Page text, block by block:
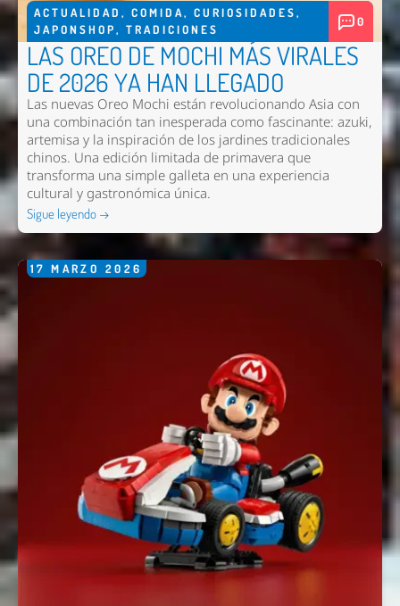
ACTUALIDAD , COMIDA, CURIOSIDADES,
JAPONSHOP, TRADICIONES
0
LAS OREO DE MOCHI MÁS VIRALES
DE 2026 YA HAN LLEGADO
Las nuevas Oreo Mochi están revolucionando Asia con
una combinación tan inesperada como fascinante: azuki,
artemisa y la inspiración de los jardines tradicionales
chinos. Una edición limitada de primavera que
transforma una simple galleta en una experiencia
cultural y gastronómica única.
Sigue leyendo →
17 MARZO 2026